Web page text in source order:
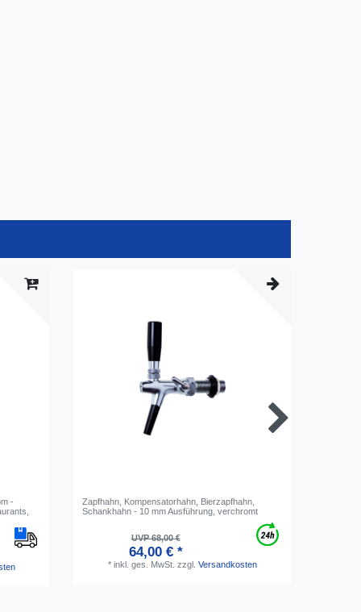
-
Zapfhahn, Kompensatorhahn, Bierzapfhahn,
Schankhahn - 10 mm Ausführung, verchromt
UVP 68,00 €
64,00 € *
* inkl. ges. MwSt. zzgl. Versandkosten